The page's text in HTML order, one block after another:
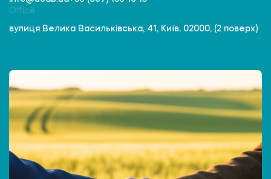
Office
вулиця Велика Васильківська, 41, Київ, 02000, (2 поверх)